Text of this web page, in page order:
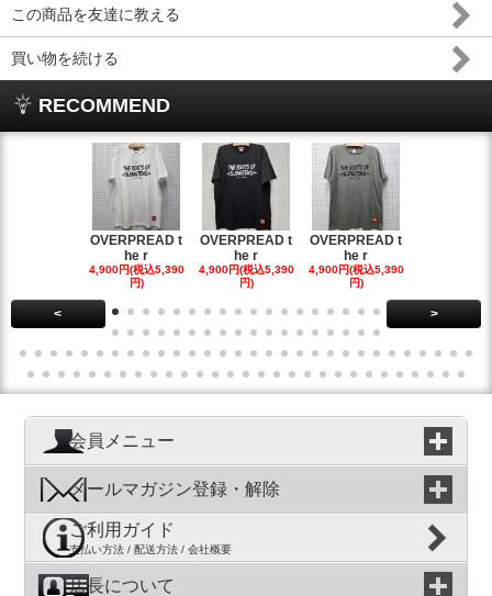
この商品を友達に教える
買い物を続ける
RECOMMEND
OVERPREAD t
he r
4,900円(税込5,390
円)
OVERPREAD t
he r
4,900円(税込5,390
円)
OVERPREAD t
he r
4,900円(税込5,390
円)
< >
会員メニュー
メールマガジン登録・解除
ご利用ガイド
支払い方法 / 配送方法 / 会社概要
店長について